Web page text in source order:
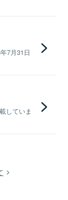
7月31日
していま